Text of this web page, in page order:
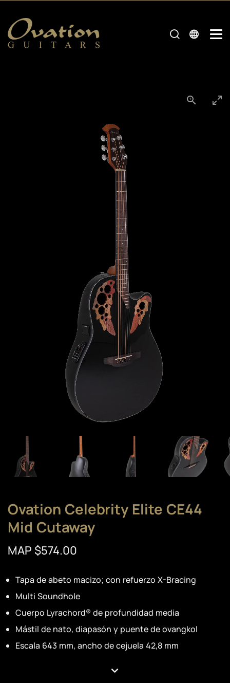
Ovation Celebrity Elite CE44
Mid Cutaway
MAP $574.00
Tapa de abeto macizo; con refuerzo X-Bracing
Multi Soundhole
Cuerpo Lyrachord® de profundidad media
Mástil de nato, diapasón y puente de ovangkol
Escala 643 mm, ancho de cejuela 42,8 mm